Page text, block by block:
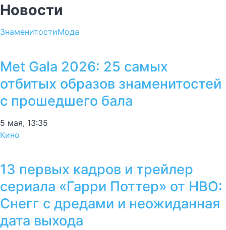
Новости
ЗнаменитостиМода
Met Gala 2026: 25 самых
отбитых образов знаменитостей
с прошедшего бала
5 мая, 13:35
Кино
13 первых кадров и трейлер
сериала «Гарри Поттер» от HBO:
Снегг с дредами и неожиданная
дата выхода